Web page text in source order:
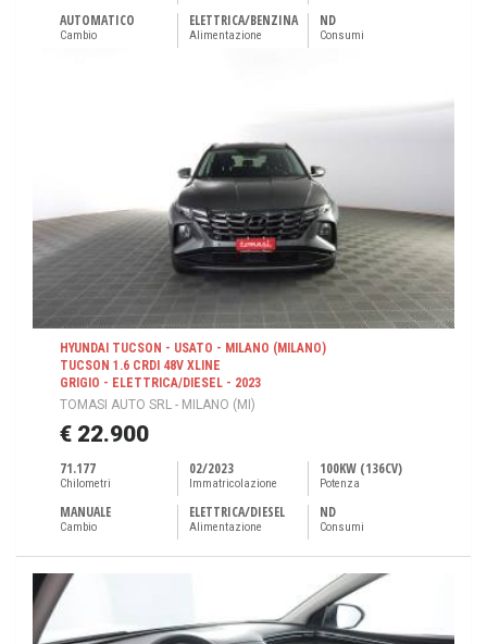
AUTOMATICO
Cambio
ELETTRICA/BENZINA
Alimentazione
ND
Consumi
HYUNDAI TUCSON - USATO - MILANO (MILANO)
TUCSON 1.6 CRDI 48V XLINE
GRIGIO - ELETTRICA/DIESEL - 2023
TOMASI AUTO SRL - MILANO (MI)
€ 22.900
71.177
Chilometri
02/2023
Immatricolazione
100KW (136CV)
Potenza
MANUALE
Cambio
ELETTRICA/DIESEL
Alimentazione
ND
Consumi